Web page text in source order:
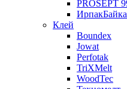
PROSEPT
Клей
Boundex
Jowat
Perfotak
TriXMelt
WoodTec